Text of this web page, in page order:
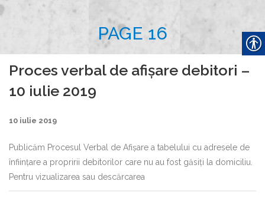
p
ă
PAGE 16
Proces verbal de afișare debitori –
10 iulie 2019
10 iulie 2019
Publicăm Procesul Verbal de Afișare a tabelului cu adresele de
înființare a propririi debitorilor care nu au fost găsiți la domiciliu.
Pentru vizualizarea sau descărcarea